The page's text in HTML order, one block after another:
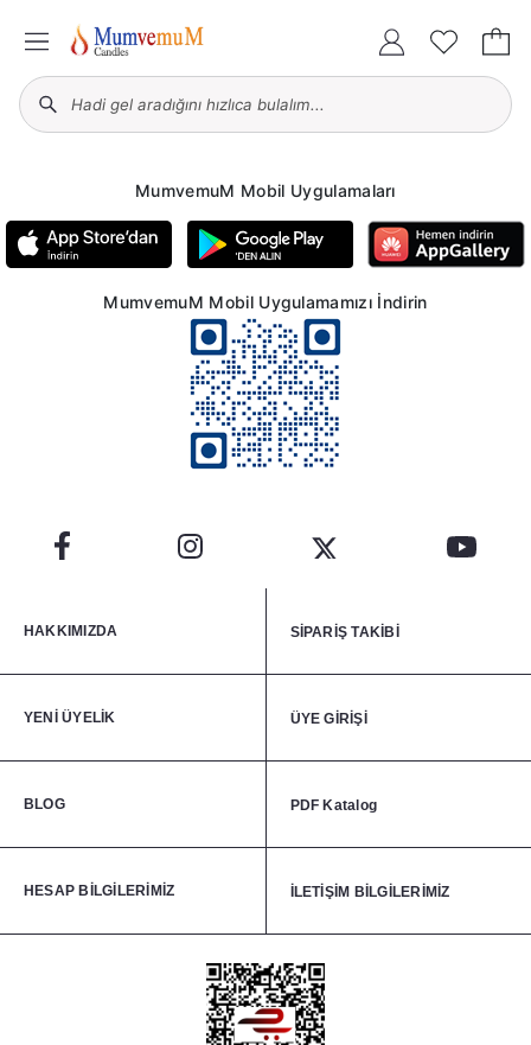
MumvemuM Mobil Uygulamaları
MumvemuM Mobil Uygulamamızı İndirin
HAKKIMIZDA SİPARİŞ TAKİBİ
YENİ ÜYELİK ÜYE GİRİŞİ
BLOG PDF Katalog
HESAP BİLGİLERİMİZ İLETİŞİM BİLGİLERİMİZ